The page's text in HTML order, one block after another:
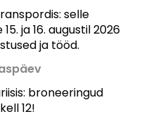
selle
ja 16. augustil 2026
ja tööd.
broneeringud
12!